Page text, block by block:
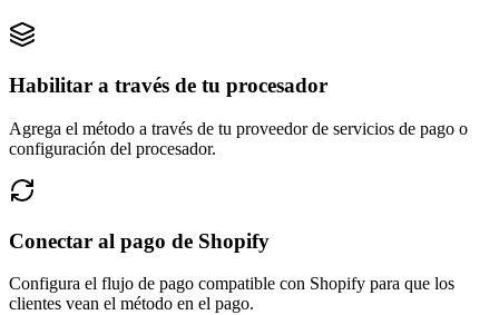
Habilitar a través de tu procesador
Agrega el método a través de tu proveedor de servicios de pago o
configuración del procesador.
Conectar al pago de Shopify
Configura el flujo de pago compatible con Shopify para que los
clientes vean el método en el pago.